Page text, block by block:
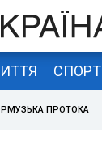
СПОРТ
ПРОТОКА